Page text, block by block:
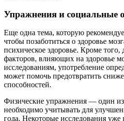
Упражнения и социальные
Еще одна тема, которую
чтобы позаботиться о здоровье
психическое здоровье. Кроме того,
факторов, влияющих на здоровье
исследованиям, употребление
может помочь предотвратить
способностей.
Физические упражнения — один
необходимо учитывать для
года. Некоторые исследования уже